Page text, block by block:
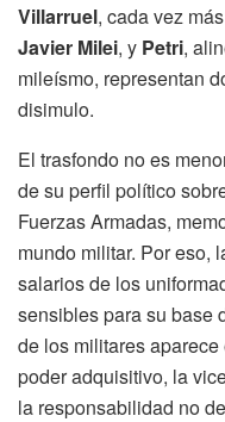
Villarruel, cada vez
Javier Milei, y Petri,
mileísmo, representan
disimulo.
El trasfondo no es
de su perfil político
Fuerzas Armadas,
mundo militar. Por eso,
salarios de los
sensibles para su base
de los militares
poder adquisitivo, la
la responsabilidad no